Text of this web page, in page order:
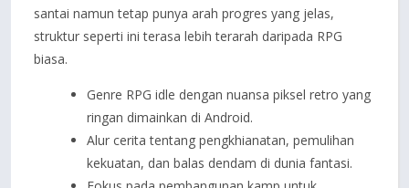
santai namun tetap punya arah progres yang jelas,
struktur seperti ini terasa lebih terarah daripada RPG
biasa.
Genre RPG idle dengan nuansa piksel retro yang
ringan dimainkan di Android.
Alur cerita tentang pengkhianatan, pemulihan
kekuatan, dan balas dendam di dunia fantasi.